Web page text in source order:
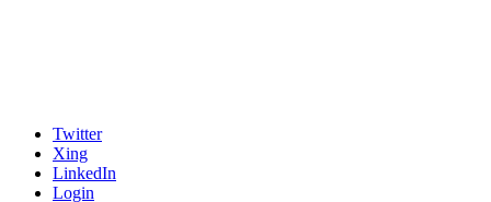
Twitter
Xing
LinkedIn
Login